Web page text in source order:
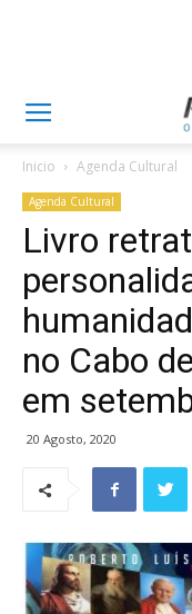
Inicio Agenda Cultural
Agenda Cultural
Livro
no Cabo
em
20 Agosto, 2020